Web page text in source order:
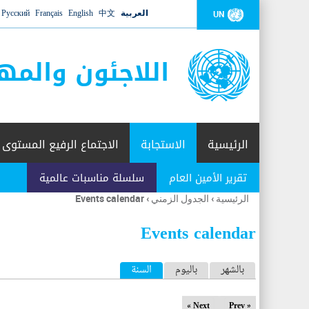
UN العربية 中文
English
Français
Русский
اللاجئون
الرئيسية الاستجابة
تقرير الأمين العام سلسلة مناسبات عالمية
الاجتماع الرفيع المستوى
أنت
هنا
الرئيسية › الجدول الزمني ›
Events calendar
Events calendar
ا
ل
بالشهر باليوم السنة (علامة التبويب النشطة)